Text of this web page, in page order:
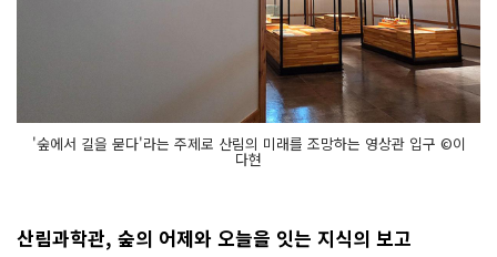
'숲에서 길을 묻다'라는 주제로 산림의 미래를 조망하는 영상관 입구 ©이
다현
산림과학관, 숲의 어제와 오늘을 잇는 지식의 보고